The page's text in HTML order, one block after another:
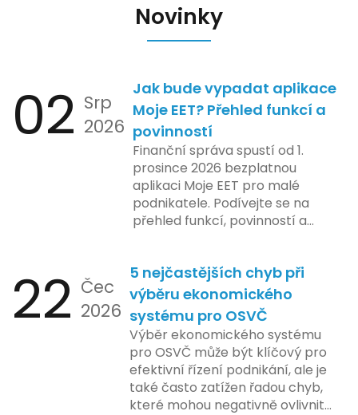
Novinky
02 Srp
2026
Jak bude vypadat aplikace
Moje EET? Přehled funkcí a
povinností
Finanční správa spustí od 1.
prosince 2026 bezplatnou
aplikaci Moje EET pro malé
podnikatele. Podívejte se na
přehled funkcí, povinností a
22 Čec
2026
5 nejčastějších chyb při
výběru ekonomického
systému pro OSVČ
Výběr ekonomického systému
pro OSVČ může být klíčový pro
efektivní řízení podnikání, ale je
také často zatížen řadou chyb,
které mohou negativně ovlivnit